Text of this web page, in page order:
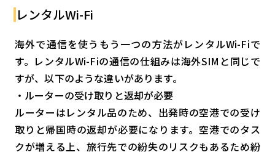
レンタルWi-Fi
海外で通信を使うもう一つの方法がレンタルWi-Fiで
す。レンタルWi-Fiの通信の仕組みは海外SIMと同じで
すが、以下のような違いがあります。
・ルーターの受け取りと返却が必要
ルーターはレンタル品のため、出発時の空港での受け
取りと帰国時の返却が必要になります。空港でのタス
クが増える上、旅行先での紛失のリスクもあるため紛